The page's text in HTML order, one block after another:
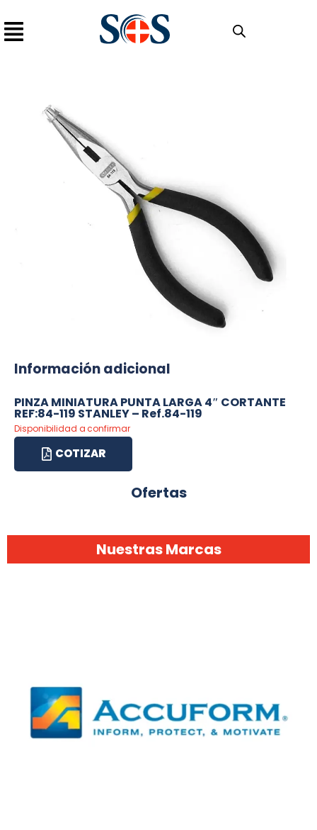
Información adicional
PINZA MINIATURA PUNTA LARGA 4″ CORTANTE
REF:84-119 STANLEY – Ref.84-119
Disponibilidad a confirmar
COTIZAR
Ofertas
Nuestras Marcas